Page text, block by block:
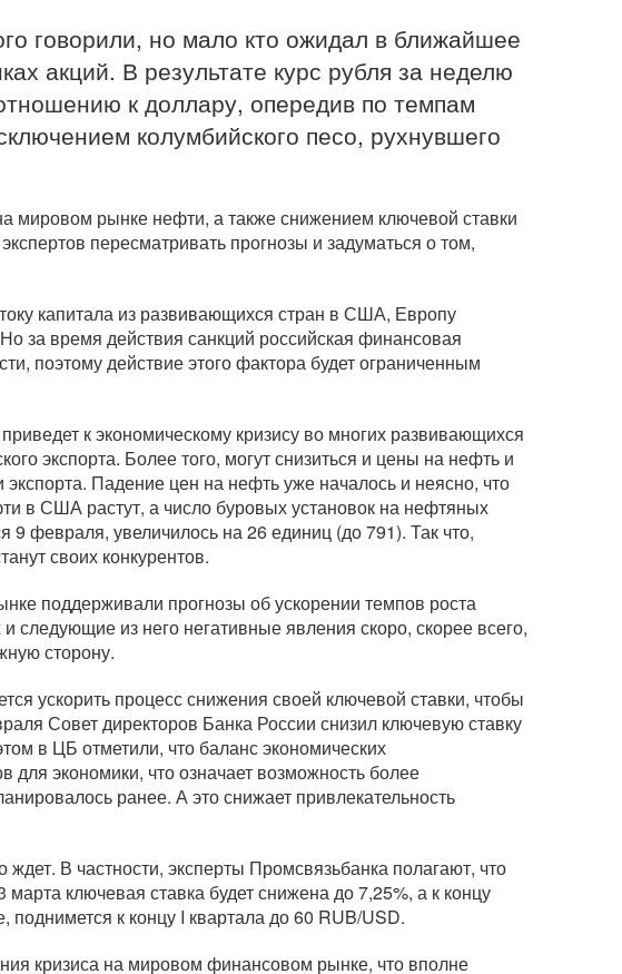
говорили, но мало кто ожидал в ближайшее
акций. В результате курс рубля за неделю
к доллару, опередив по темпам
колумбийского песо, рухнувшего
мировом рынке нефти, а также снижением ключевой ставки
пересматривать прогнозы и задуматься о том,
капитала из развивающихся стран в США, Европу
за время действия санкций российская финансовая
поэтому действие этого фактора будет ограниченным
к экономическому кризису во многих развивающихся
экспорта. Более того, могут снизиться и цены на нефть и
экспорта. Падение цен на нефть уже началось и неясно, что
в США растут, а число буровых установок на нефтяных
февраля, увеличилось на 26 единиц (до 791). Так что,
своих конкурентов.
поддерживали прогнозы об ускорении темпов роста
из него негативные явления скоро, скорее всего,
сторону.
ускорить процесс снижения своей ключевой ставки, чтобы
Совет директоров Банка России снизил ключевую ставку
в ЦБ отметили, что баланс экономических
экономики, что означает возможность более
ранее. А это снижает привлекательность
В частности, эксперты Промсвязьбанка полагают, что
ключевая ставка будет снижена до 7,25%, а к концу
к концу I квартала до 60 RUB/USD.
кризиса на мировом финансовом рынке, что вполне